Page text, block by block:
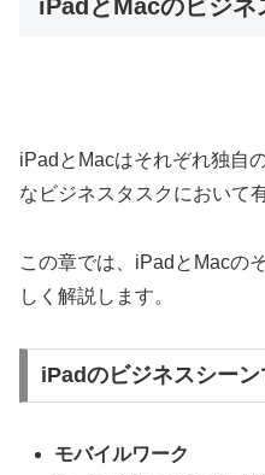
iPadとMacのビジネ
iPadとMacはそれぞれ独自
なビジネスタスクにおいて
この章では、iPadとMacの
しく解説します。
iPadのビジネスシーン
モバイルワーク